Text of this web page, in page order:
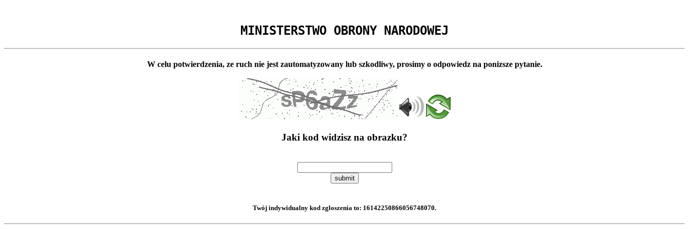
MINISTERSTWO OBRONY NARODOWEJ
W celu potwierdzenia, ze ruch nie jest zautomatyzowany lub szkodliwy, prosimy o odpowiedz na ponizsze pytanie.
Jaki kod widzisz na obrazku?
submit
Twój indywidualny kod zgloszenia to: 16142250866056748070.